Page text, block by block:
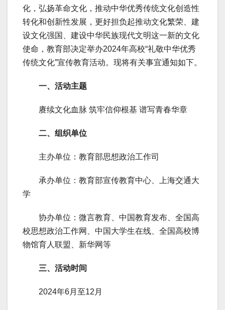
化，弘扬革命文化，推动中华优秀传统文化创造性
转化和创新性发展，更好担负起推动文化繁荣、建
设文化强国、建设中华民族现代文明这一新的文化
使命，教育部决定举办2024年高校“礼敬中华优秀
传统文化”宣传教育活动。现将有关事宜通知如下。
一、活动主题
赓续文化血脉 筑牢信仰根基 谱写青春华章
二、组织单位
主办单位：教育部思想政治工作司
承办单位：教育部宣传教育中心、上海交通大
学
协办单位：微言教育、中国教育发布、全国高
校思想政治工作网、中国大学生在线、全国高校博
物馆育人联盟、新华网等
三、活动时间
2024年6月至12月